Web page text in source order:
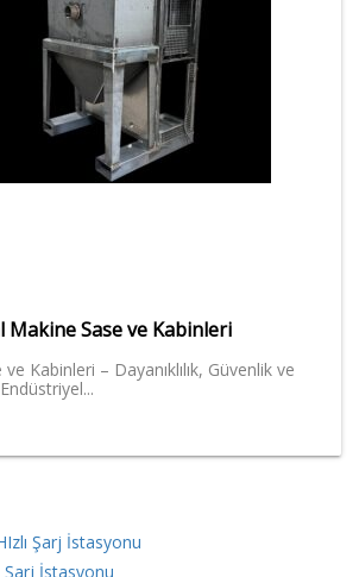
Makine Sase ve Kabinleri
Kabinleri – Dayanıklılık, Güvenlik ve
Şarj İstasyonu
Şarj İstasyonu